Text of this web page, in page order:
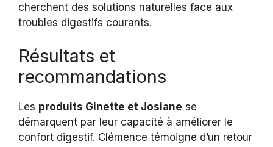
cherchent des solutions naturelles face aux
troubles digestifs courants.
Résultats et
recommandations
Les produits Ginette et Josiane se
démarquent par leur capacité à améliorer le
confort digestif. Clémence témoigne d’un retour